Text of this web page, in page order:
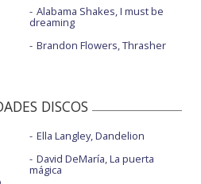
Alabama Shakes, I must be
dreaming
Brandon Flowers, Thrasher
DISCOS
Ella Langley, Dandelion
David DeMaría, La puerta
mágica